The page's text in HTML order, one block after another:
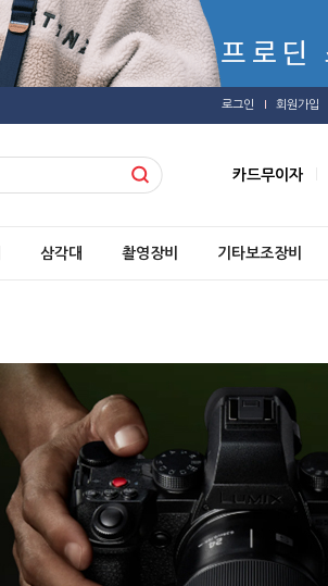
로그인 회원가입
카드무이자
삼각대 촬영장비 기타보조장비